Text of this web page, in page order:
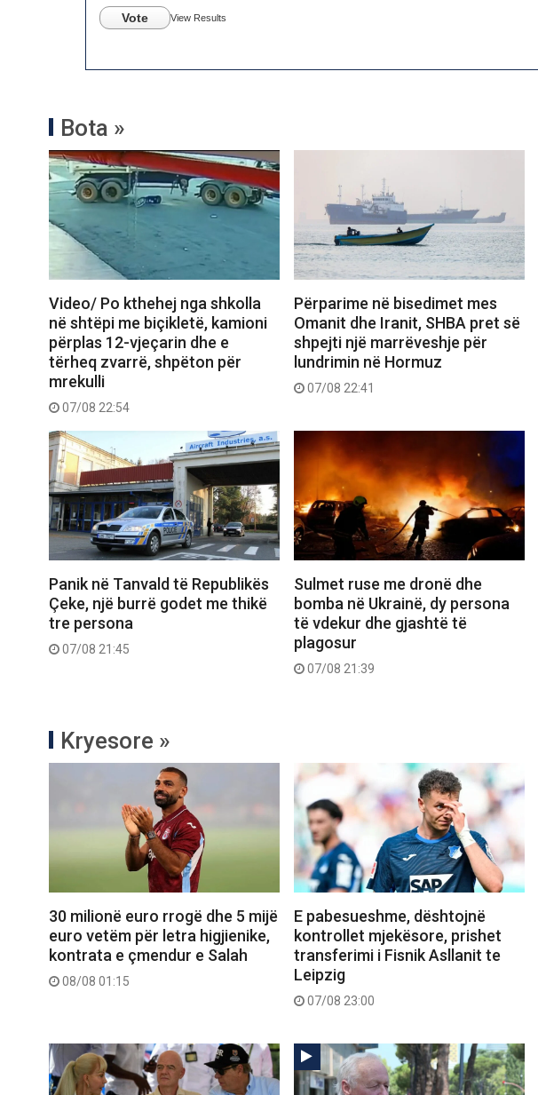
Vote View Results
Bota »
Video/ Po kthehej nga shkolla
në shtëpi me biçikletë, kamioni
përplas 12-vjeçarin dhe e
tërheq zvarrë, shpëton për
mrekulli
07/08 22:54
Përparime në bisedimet mes
Omanit dhe Iranit, SHBA pret së
shpejti një marrëveshje për
lundrimin në Hormuz
07/08 22:41
Panik në Tanvald të Republikës
Çeke, një burrë godet me thikë
tre persona
07/08 21:45
Sulmet ruse me dronë dhe
bomba në Ukrainë, dy persona
të vdekur dhe gjashtë të
plagosur
07/08 21:39
Kryesore »
30 milionë euro rrogë dhe 5 mijë
euro vetëm për letra higjienike,
kontrata e çmendur e Salah
08/08 01:15
E pabesueshme, dështojnë
kontrollet mjekësore, prishet
transferimi i Fisnik Asllanit te
Leipzig
07/08 23:00